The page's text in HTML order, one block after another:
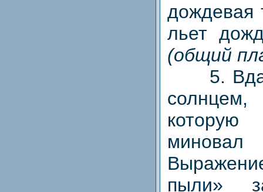
дождевая
льет
(общий
5.
пыли»